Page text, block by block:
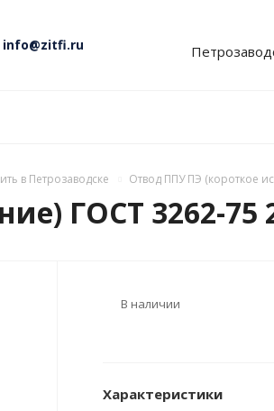
info@zitfi.ru
в Петрозаводске Отвод ППУ ПЭ (короткое
ГОСТ 3262-75
В наличии
Характеристики